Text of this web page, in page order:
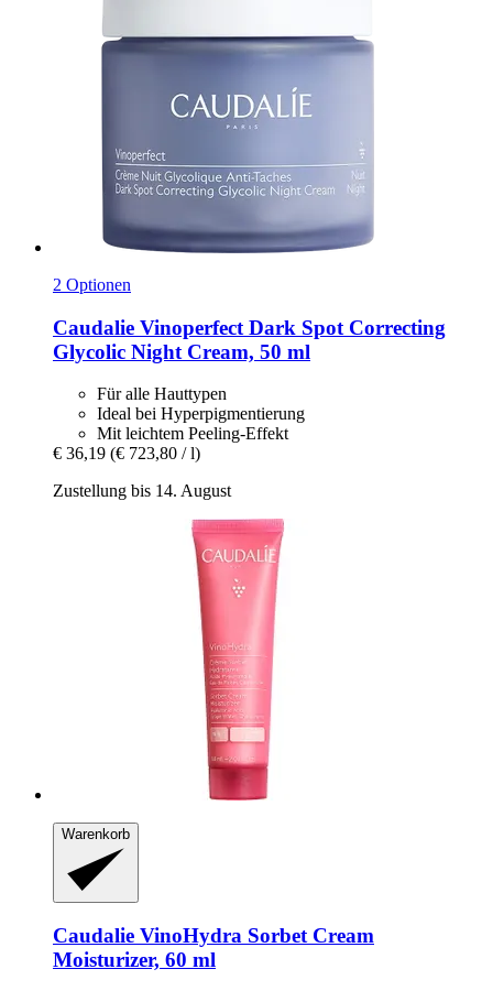
2 Optionen
Caudalie Vinoperfect Dark Spot Correcting
Glycolic Night Cream, 50 ml
Für alle Hauttypen
Ideal bei Hyperpigmentierung
Mit leichtem Peeling-Effekt
€ 36,19 (€ 723,80 / l)
Zustellung bis 14. August
Warenkorb
Caudalie VinoHydra Sorbet Cream
Moisturizer, 60 ml